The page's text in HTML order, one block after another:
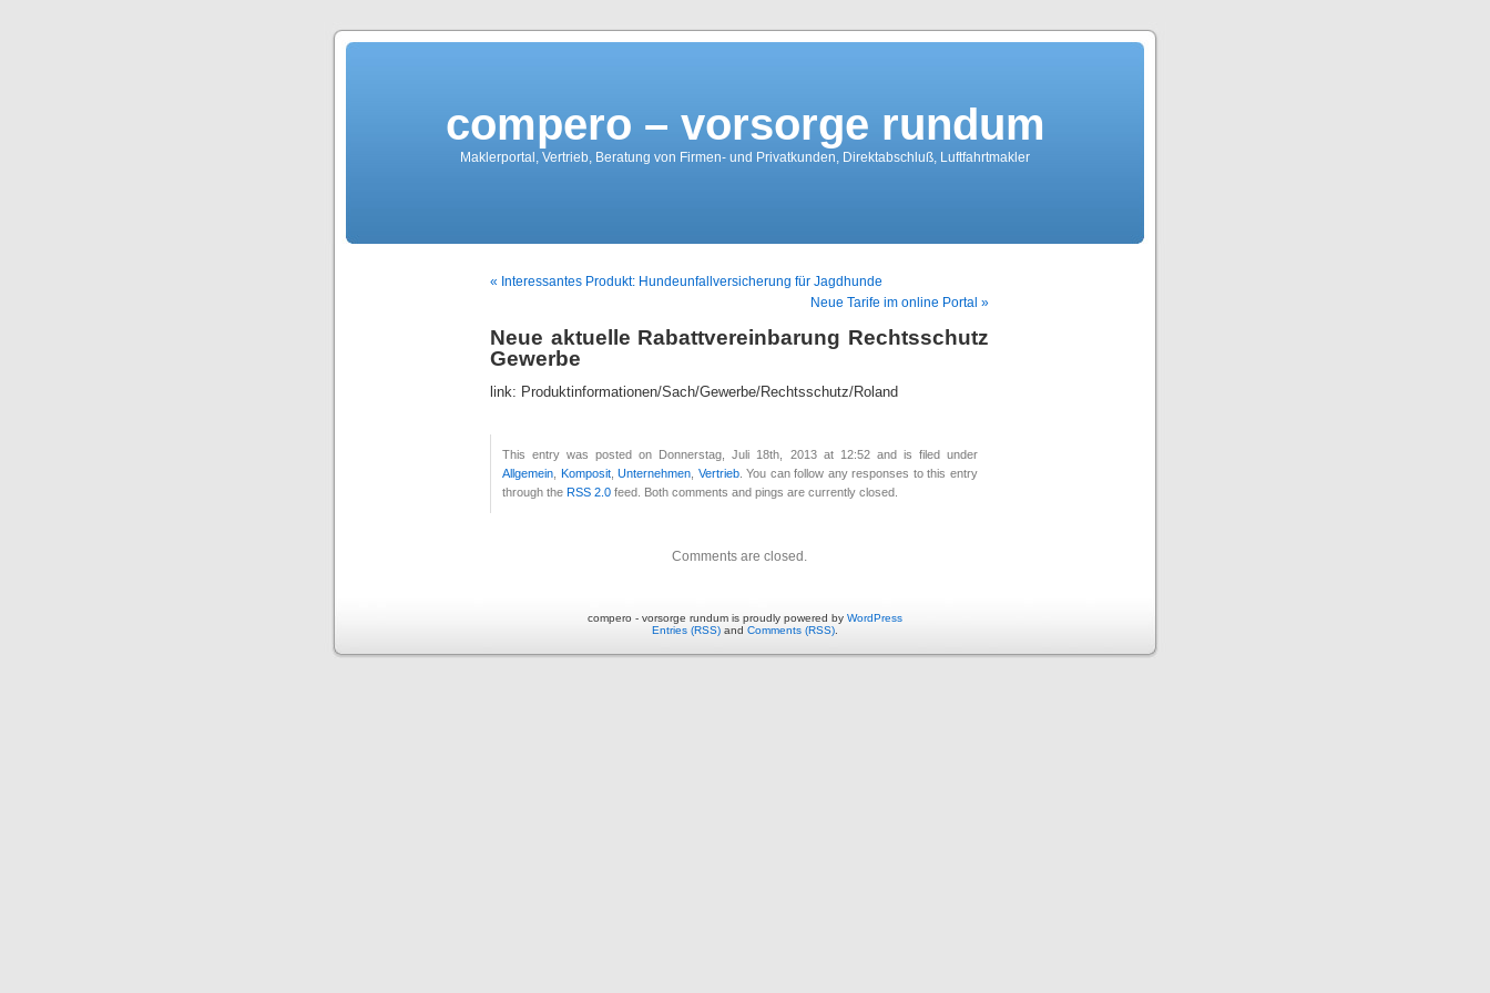
compero – vorsorge rundum
Maklerportal, Vertrieb, Beratung von Firmen- und Privatkunden, Direktabschluß, Luftfahrtmakler
« Interessantes Produkt: Hundeunfallversicherung für Jagdhunde
Neue Tarife im online Portal »
Neue aktuelle Rabattvereinbarung Rechtsschutz
Gewerbe
link: Produktinformationen/Sach/Gewerbe/Rechtsschutz/Roland
This entry was posted on Donnerstag, Juli 18th, 2013 at 12:52 and is filed under
Allgemein Komposit,Unternehmen Vertrieb. You can follow any responses to this entry
through the RSS 2.0 feed. Both comments and pings are currently closed.
Comments are closed.
compero - vorsorge rundum is proudly powered by WordPress
Entries (RSS) and Comments (RSS)